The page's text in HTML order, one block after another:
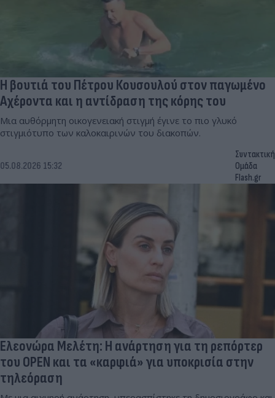
Η βουτιά του Πέτρου Κουσουλού στον παγωμένο
Αχέροντα και η αντίδραση της κόρης του
Μια αυθόρμητη οικογενειακή στιγμή έγινε το πιο γλυκό
στιγμιότυπο των καλοκαιρινών του διακοπών.
05.08.2026 15:32
Συντακτική
Ομάδα
Flash.gr
Ελεονώρα Μελέτη: Η ανάρτηση για τη ρεπόρτερ
του OPEN και τα «καρφιά» για υποκρισία στην
τηλεόραση